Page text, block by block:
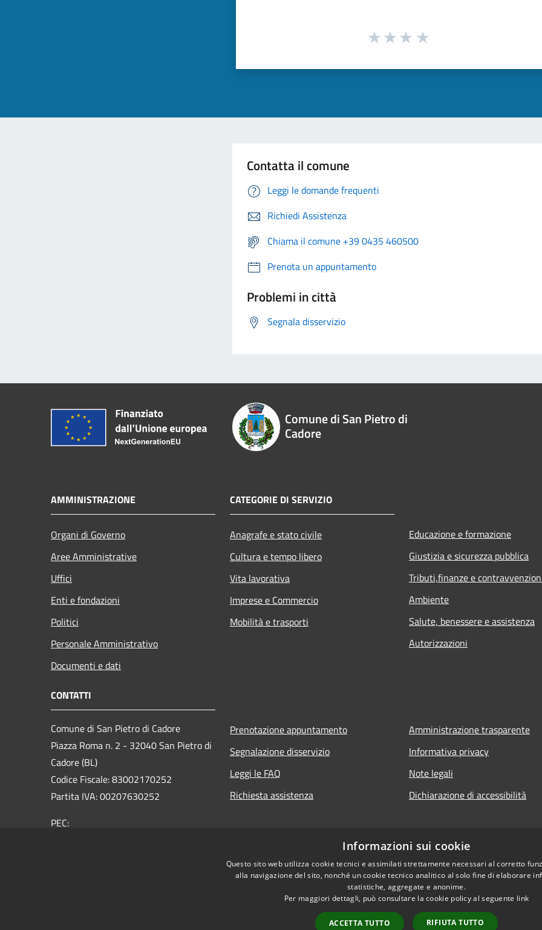
Contatta il comune
Leggi le domande frequenti
Richiedi Assistenza
Chiama il comune +39 0435 460500
Prenota un appuntamento
Problemi in città
Segnala disservizio
Comune di San Pietro di
Cadore
AMMINISTRAZIONE
Organi di Governo
Aree Amministrative
Uffici
Enti e fondazioni
Politici
Personale Amministrativo
Documenti e dati
CATEGORIE DI SERVIZIO
Anagrafe e stato civile
Cultura e tempo libero
Vita lavorativa
Imprese e Commercio
Mobilità e trasporti
Educazione e formazione
Giustizia e sicurezza pubblica
Tributi,finanze e
Ambiente
Salute, benessere e assistenza
Autorizzazioni
CONTATTI
Comune di San Pietro di Cadore
Piazza Roma n. 2 - 32040 San Pietro di
Cadore (BL)
Codice Fiscale: 83002170252
Partita IVA: 00207630252
PEC:
Prenotazione appuntamento
Segnalazione disservizio
Leggi le FAQ
Richiesta assistenza
Amministrazione trasparente
Informativa privacy
Note legali
Dichiarazione di accessibilità
Informazioni sui cookie
Questo sito web utilizza cookie tecnici e assimilati strettamente necessari al corretto
alla navigazione del sito, nonché un cookie tecnico analitico al solo fine di elaborare
statistiche, aggregate e anonime.
Per maggiori dettagli, può consultare la cookie policy al seguente link
ACCETTA TUTTO RIFIUTA TUTTO